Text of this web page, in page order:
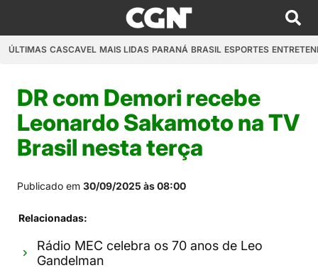
ÚLTIMAS CASCAVEL MAIS LIDAS PARANÁ BRASIL ESPORTES
DR com Demori recebe
Leonardo Sakamoto na TV
Brasil nesta terça
Publicado em 30/09/2025 às 08:00
Relacionadas:
Rádio MEC celebra os 70 anos de Leo
Gandelman